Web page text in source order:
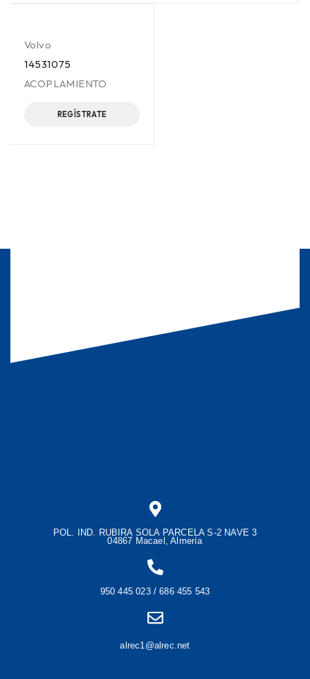
Volvo
14531075
ACOPLAMIENTO
REGÍSTRATE
POL. IND. RUBIRA SOLA PARCELA S-2 NAVE 3
04867 Macael, Almería
950 445 023 / 686 455 543
alrec1@alrec.net